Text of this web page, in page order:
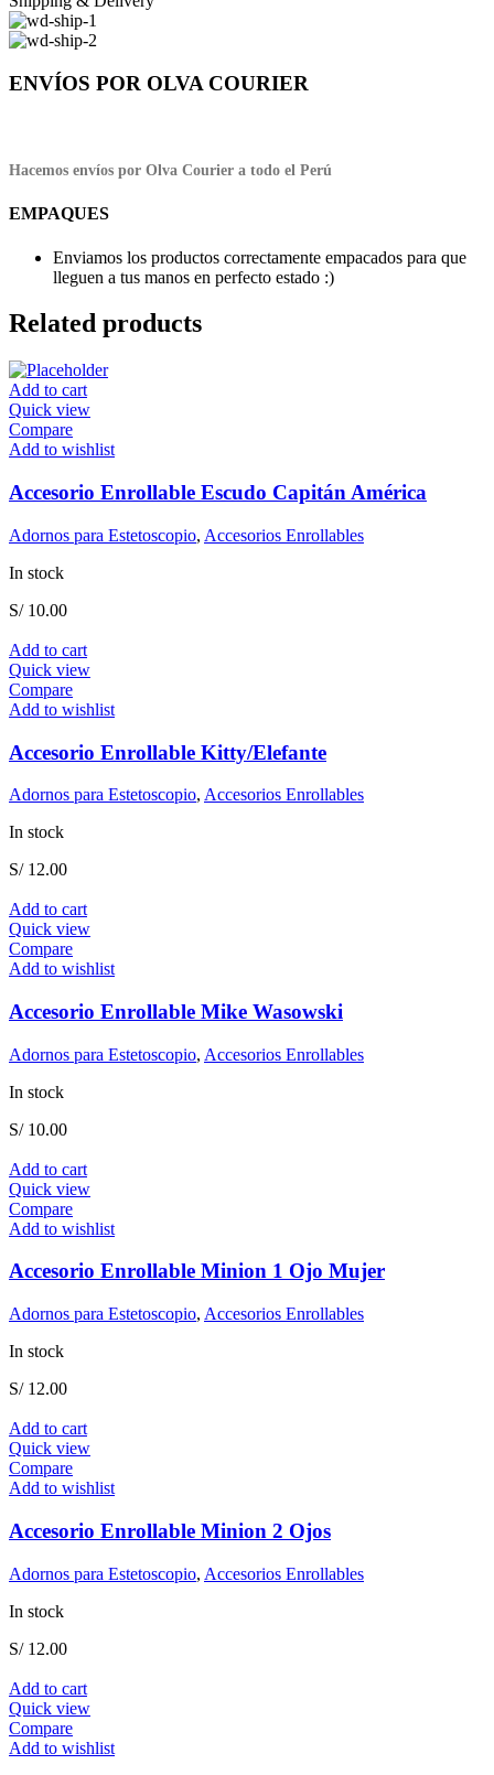
ENVÍOS POR OLVA COURIER
Hacemos envíos por Olva Courier a todo el Perú
EMPAQUES
Enviamos los productos correctamente empacados para que
lleguen a tus manos en perfecto estado :)
Related products
Add to cart
Quick view
Compare
Add to wishlist
Accesorio Enrollable Escudo Capitán América
Adornos para Estetoscopio, Accesorios Enrollables
In stock
S/10.00
Add to cart
Quick view
Compare
Add to wishlist
Accesorio Enrollable Kitty/Elefante
Adornos para Estetoscopio, Accesorios Enrollables
In stock
S/12.00
Add to cart
Quick view
Compare
Add to wishlist
Accesorio Enrollable Mike Wasowski
Adornos para Estetoscopio, Accesorios Enrollables
In stock
S/10.00
Add to cart
Quick view
Compare
Add to wishlist
Accesorio Enrollable Minion 1 Ojo Mujer
Adornos para Estetoscopio, Accesorios Enrollables
In stock
S/12.00
Add to cart
Quick view
Compare
Add to wishlist
Accesorio Enrollable Minion 2 Ojos
Adornos para Estetoscopio, Accesorios Enrollables
In stock
S/12.00
Add to cart
Quick view
Compare
Add to wishlist